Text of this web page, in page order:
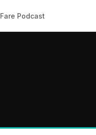
Fare Podcast